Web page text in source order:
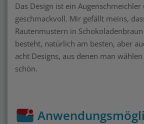
Das Design ist ein
geschmackvoll. Mir gefällt meins,
Rautenmustern in
besteht, natürlich am besten, aber
acht Designs, aus denen man
schön.